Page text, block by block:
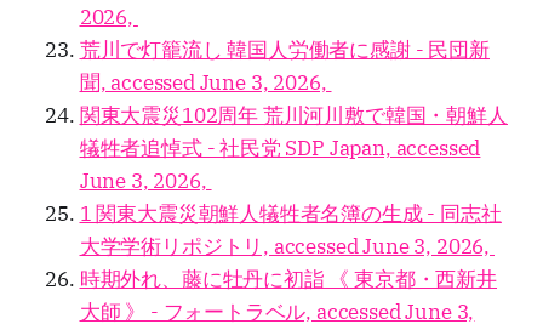
2026,
荒川で灯籠流し 韓国人労働者に感謝 - 民団新
聞, accessed June 3, 2026,
関東大震災102周年 荒川河川敷で韓国・朝鮮人
犠牲者追悼式 - 社民党 SDP Japan, accessed
June 3, 2026,
1 関東大震災朝鮮人犠牲者名簿の生成 - 同志社
大学学術リポジトリ, accessed June 3, 2026,
時期外れ、藤に牡丹に初詣 《 東京都・西新井
大師 》 - フォートラベル, accessed June 3,